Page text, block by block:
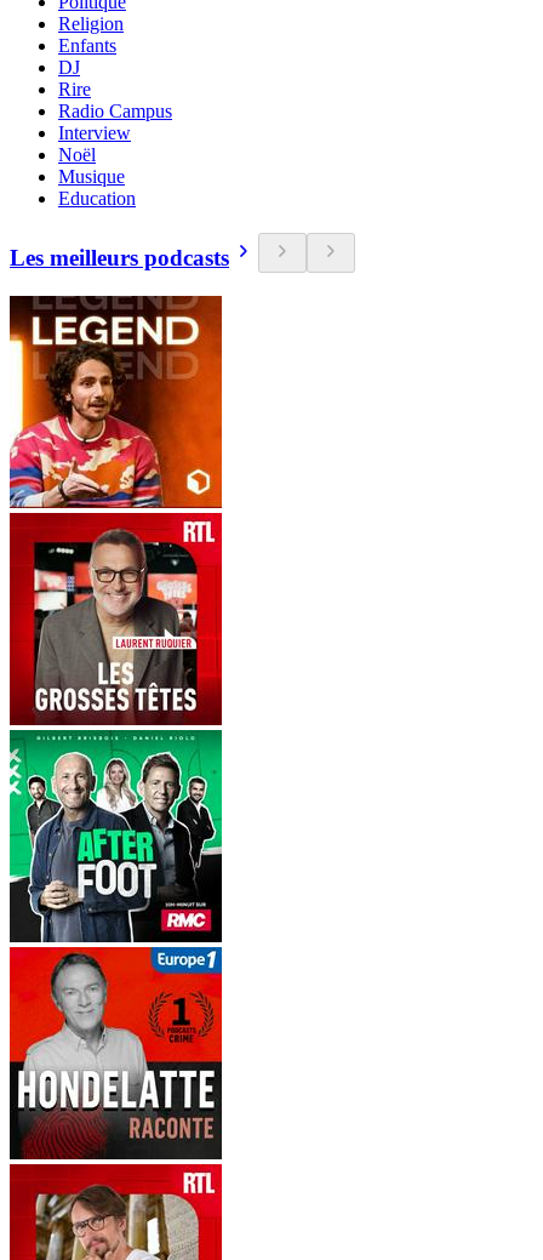
Religion
Enfants
DJ
Rire
Radio Campus
Interview
Noël
Musique
Education
Les meilleurs podcasts